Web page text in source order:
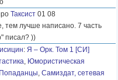
Таксист 01 08
тем лучше написано. 7 часть
писал? ))
: Я – Орк. Том 1 [СИ]
, Юмористическая
Попаданцы, Самиздат, сетевая